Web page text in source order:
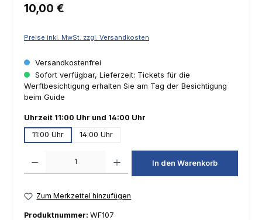
Regulärer Preis:
10,00 €
Preise inkl. MwSt. zzgl. Versandkosten
Versandkostenfrei
Sofort verfügbar, Lieferzeit: Tickets für die
Werftbesichtigung erhalten Sie am Tag der Besichtigung
beim Guide
Uhrzeit 11:00 Uhr und 14:00 Uhr
11:00 Uhr
14:00 Uhr
In den Warenkorb
Zum Merkzettel hinzufügen
Produktnummer: WF107